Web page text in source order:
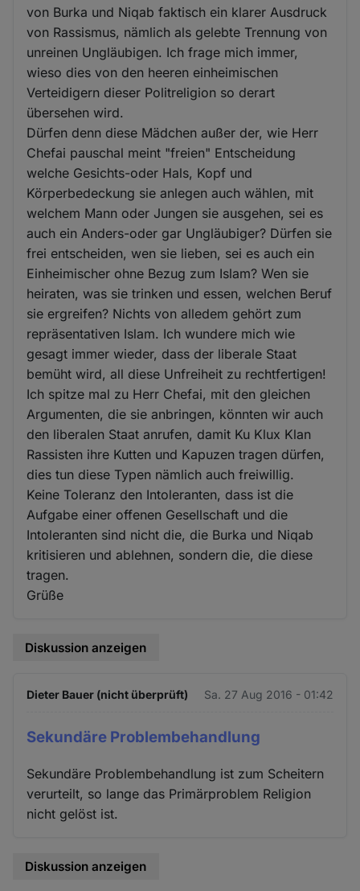
von Burka und Niqab faktisch ein klarer Ausdruck
von Rassismus, nämlich als gelebte Trennung von
unreinen Ungläubigen. Ich frage mich immer,
wieso dies von den heeren einheimischen
Verteidigern dieser Politreligion so derart
übersehen wird.
Dürfen denn diese Mädchen außer der, wie Herr
Chefai pauschal meint "freien" Entscheidung
welche Gesichts-oder Hals, Kopf und
Körperbedeckung sie anlegen auch wählen, mit
welchem Mann oder Jungen sie ausgehen, sei es
auch ein Anders-oder gar Ungläubiger? Dürfen sie
frei entscheiden, wen sie lieben, sei es auch ein
Einheimischer ohne Bezug zum Islam? Wen sie
heiraten, was sie trinken und essen, welchen Beruf
sie ergreifen? Nichts von alledem gehört zum
repräsentativen Islam. Ich wundere mich wie
gesagt immer wieder, dass der liberale Staat
bemüht wird, all diese Unfreiheit zu rechtfertigen!
Ich spitze mal zu Herr Chefai, mit den gleichen
Argumenten, die sie anbringen, könnten wir auch
den liberalen Staat anrufen, damit Ku Klux Klan
Rassisten ihre Kutten und Kapuzen tragen dürfen,
dies tun diese Typen nämlich auch freiwillig.
Keine Toleranz den Intoleranten, dass ist die
Aufgabe einer offenen Gesellschaft und die
Intoleranten sind nicht die, die Burka und Niqab
kritisieren und ablehnen, sondern die, die diese
tragen.
Grüße
Diskussion anzeigen
Dieter Bauer (nicht überprüft) Sa. 27 Aug 2016 - 01:42
Sekundäre Problembehandlung
Sekundäre Problembehandlung ist zum Scheitern
verurteilt, so lange das Primärproblem Religion
nicht gelöst ist.
Diskussion anzeigen